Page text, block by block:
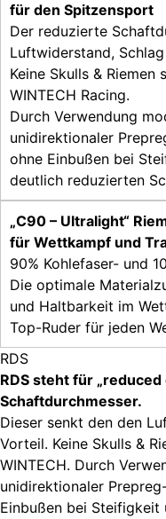
für den Spitzensport
Der reduzierte
Luftwiderstand,
Keine Skulls &
WINTECH Racing.
Durch Verwendung
unidirektionaler
ohne Einbußen bei
deutlich reduzierten
„C90 – Ultralight“
für Wettkampf und
90% Kohlefaser- und
Die optimale
und Haltbarkeit im
Top-Ruder für jeden
RDS
RDS steht für
Schaftdurchmesser.
Dieser senkt den den
Vorteil. Keine Skulls &
WINTECH. Durch
unidirektionaler
Einbußen bei